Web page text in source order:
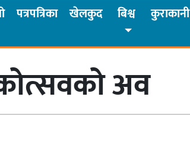
पत्रपत्रिका खेलकुद बिश्व कुराकानी
अव